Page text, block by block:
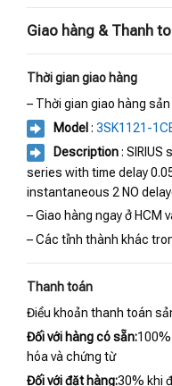
Giao hàng & Thanh
Thời gian giao hàng
– Thời gian giao hàng sản
Model : 3SK1121-
Description: SIRIUS
series with time delay
instantaneous 2 NO
– Giao hàng ngay ở HCM
– Các tỉnh thành khác
Thanh toán
Điều khoản thanh toán
Đối với hàng có sẵn:
hóa và chứng từ
Đối với đặt hàng:30% khi